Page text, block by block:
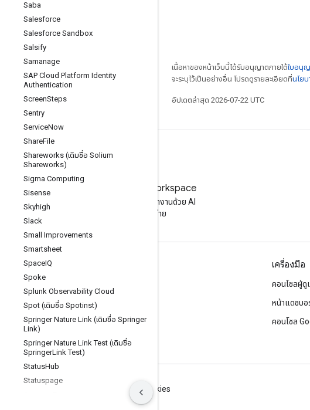
Saba
Salesforce
Salesforce Sandbox
Salsify
Samanage
SAP Cloud Platform Identity
Authentication
ScreenSteps
Sentry
ServiceNow
ShareFile
Shareworks (เดิมชื่อ Solium
Shareworks)
Sigma Computing
Sisense
Skyhigh
Slack
Small Improvements
Smartsheet
SpaceIQ
Spoke
Splunk Observability Cloud
Spot (เดิมชื่อ Spotinst)
Springer Nature Link (เดิมชื่อ Springer
Link)
Springer Nature Link Test (เดิมชื่อ
SpringerLink Test)
StatusHub
Statuspage
เนื้อหาของหน้าเว็บนี้ได้รับอนุญาตภายใต้ใบอนุ
จะระบุไว้เป็นอย่างอื่น โปรดดูรายละเอียดที่นโย
อัปเดตล่าสุด 2026-07-22 UTC
ลองใช้ Google Workspace
เพิ่มประสิทธิภาพการทำงานด้วย AI
โดยไม่มีค่าใช้จ่าย
เอกสารประกอบและการฝึกอบรม
ศูนย์ช่วยเหลือ
คู่มือนักพัฒนาซอฟต์แวร์
ศูนย์การเรียนรู้
ทักษะการใช้ Google
เครื่องมือ
คอนโซลผู้ดู
หน้าแดชบ
คอนโซล
Manage cookies